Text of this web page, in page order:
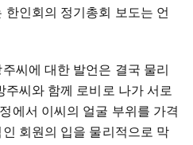
인회의 정기총회 보도는 언
씨에 대한 발언은 결국 물리
씨와 함께 로비로 나가 서로
에서 이씨의 얼굴 부위를 가격
회원의 입을 물리적으로 막